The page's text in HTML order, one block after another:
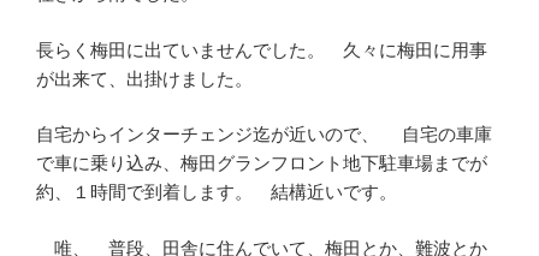
長らく梅田に出ていませんでした。 久々に梅田に用事
が出来て、出掛けました。
自宅からインターチェンジ迄が近いので、 自宅の車庫
で車に乗り込み、梅田グランフロント地下駐車場までが
約、１時間で到着します。 結構近いです。
唯、 普段、田舎に住んでいて、梅田とか、難波とか